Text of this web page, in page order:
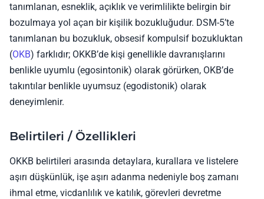
tanımlanan, esneklik, açıklık ve verimlilikte belirgin bir
bozulmaya yol açan bir kişilik bozukluğudur. DSM-5’te
tanımlanan bu bozukluk, obsesif kompulsif bozukluktan
(OKB) farklıdır; OKKB’de kişi genellikle davranışlarını
benlikle uyumlu (egosintonik) olarak görürken, OKB’de
takıntılar benlikle uyumsuz (egodistonik) olarak
deneyimlenir.
Belirtileri / Özellikleri
OKKB belirtileri arasında detaylara, kurallara ve listelere
aşırı düşkünlük, işe aşırı adanma nedeniyle boş zamanı
ihmal etme, vicdanlılık ve katılık, görevleri devretme